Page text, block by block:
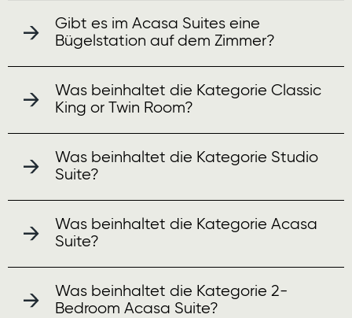
Gibt es im Acasa Suites eine
Bügelstation auf dem Zimmer?
Was beinhaltet die Kategorie Classic
King or Twin Room?
Was beinhaltet die Kategorie Studio
Suite?
Was beinhaltet die Kategorie Acasa
Suite?
Was beinhaltet die Kategorie 2-
Bedroom Acasa Suite?